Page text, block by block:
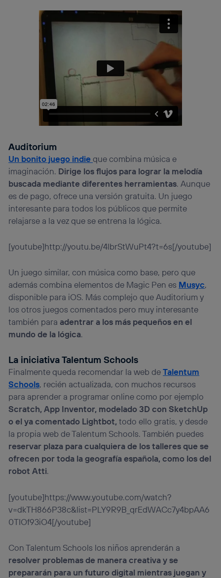
Auditorium
Un bonito juego indieque combina música e
imaginación. Dirige los flujos para lograr la melodía
buscada mediante diferentes herramientas. Aunque
es de pago, ofrece una versión gratuita. Un juego
interesante para todos los públicos que permite
relajarse a la vez que se entrena la lógica.
[youtube]http://youtu.be/4lbrStWuPt4?t=6s[/youtube]
Un juego similar, con música como base, pero que
además combina elementos de Magic Pen es Musyc,
disponible para iOS. Más complejo que Auditorium y
los otros juegos comentados pero muy interesante
también para adentrar a los más pequeños en el
mundo de la lógica.
La iniciativa Talentum Schools
Finalmente queda recomendar la web deTalentum
Schools, recién actualizada, con muchos recursos
para aprender a programar online como por ejemplo
Scratch, App Inventor, modelado 3D con SketchUp
o el ya comentado Lightbot,todo ello gratis, y desde
la propia web de Talentum Schools. También puedes
reservar plaza para cualquiera de los talleres que se
ofrecen por toda la geografía española, como los del
robot Atti.
[youtube]https://www.youtube.com/watch?
v=dkTH866P38c&list=PLY9R9B_qrEdWACc7y4bpAA6
0TIOf93iO4[/youtube]
Con Talentum Schools los niños aprenderán a
resolver problemas de manera creativa y se
prepararán para un futuro digital mientras juegan y